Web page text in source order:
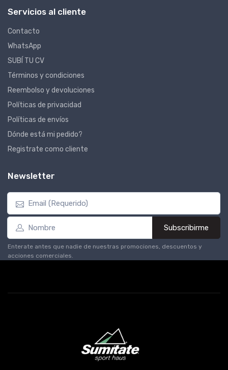
Servicios al cliente
Contacto
WhatsApp
SUBÍ TU CV
Términos y condiciones
Reembolso y devoluciones
Políticas de privacidad
Políticas de envíos
Dónde está mi pedido?
Registrate como cliente
Newsletter
Subscribirme
Enterate antes que nadie de nuestras promociones, descuentos y
acciones comerciales.